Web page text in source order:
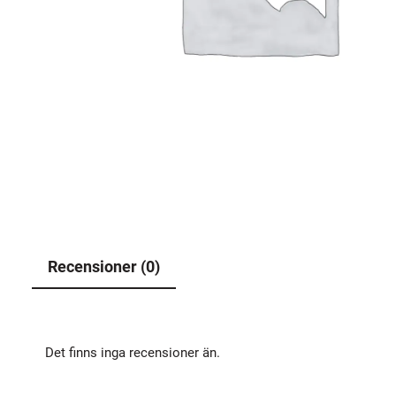
Recensioner (0)
Det finns inga recensioner än.